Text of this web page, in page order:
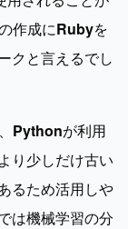
作成にRubyを
クと言えるでし
Pythonが利用
り少しだけ古い
るため活用しや
は機械学習の分